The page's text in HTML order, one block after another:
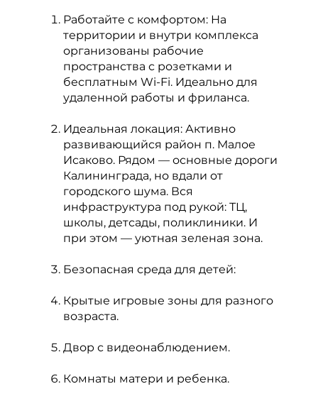
Работайте с комфортом: На
территории и внутри комплекса
организованы рабочие
пространства с розетками и
бесплатным Wi-Fi. Идеально для
удаленной работы и фриланса.
Идеальная локация: Активно
развивающийся район п. Малое
Исаково. Рядом — основные дороги
Калининграда, но вдали от
городского шума. Вся
инфраструктура под рукой: ТЦ,
школы, детсады, поликлиники. И
при этом — уютная зеленая зона.
Безопасная среда для детей:
Крытые игровые зоны для разного
возраста.
Двор с видеонаблюдением.
Комнаты матери и ребенка.